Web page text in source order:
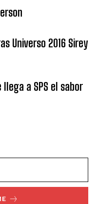
Universo 2016 Sirey
llega a SPS el sabor